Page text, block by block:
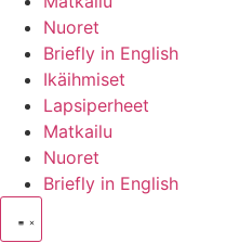
Nuoret
Briefly in English
Ikäihmiset
Lapsiperheet
Matkailu
Nuoret
Briefly in English